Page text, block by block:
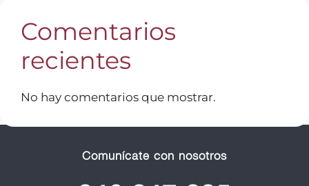
Comentarios
recientes
No hay comentarios que mostrar.
Comunícate con nosotros